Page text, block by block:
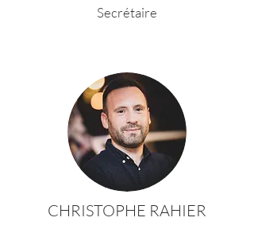
Secrétaire
CHRISTOPHE RAHIER